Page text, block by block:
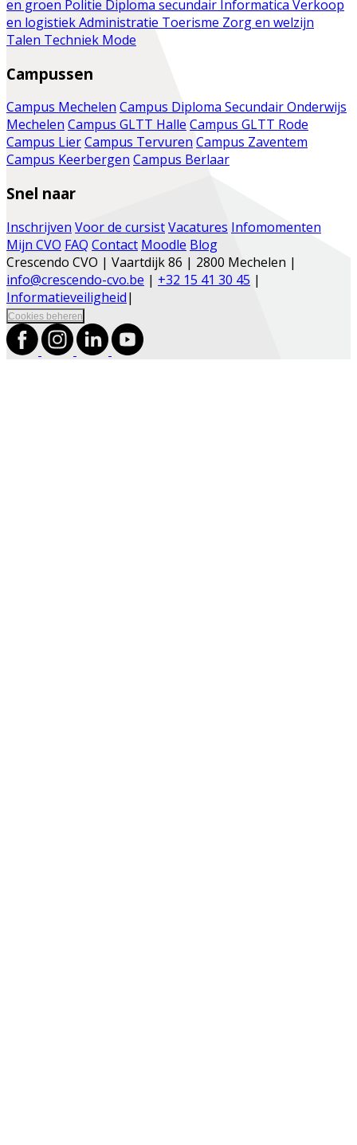
en groen Politie Diploma secundair Informatica Verkoop
en logistiekAdministratie Toerisme Zorg en welzijn
Talen Techniek Mode
Campussen
Campus Mechelen Campus Diploma Secundair Onderwijs
Mechelen Campus GLTT Halle Campus GLTT Rode
Campus LierCampus Tervuren Campus Zaventem
Campus Keerbergen Campus Berlaar
Snel naar
InschrijvenVoor de cursistVacatures Infomomenten
Mijn CVO FAQ Contact Moodle Blog
Crescendo CVO | Vaartdijk 86 | 2800 Mechelen |
info@crescendo-cvo.be | +32 15 41 30 45 |
Informatieveiligheid|
Cookies beheren